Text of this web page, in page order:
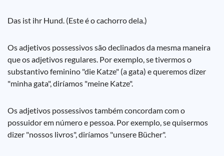
Das ist ihr Hund. (Este é o cachorro dela.)
Os adjetivos possessivos são declinados da mesma maneira
que os adjetivos regulares. Por exemplo, se tivermos o
substantivo feminino "die Katze" (a gata) e queremos dizer
"minha gata", diríamos "meine Katze".
Os adjetivos possessivos também concordam com o
possuidor em número e pessoa. Por exemplo, se quisermos
dizer "nossos livros", diríamos "unsere Bücher".